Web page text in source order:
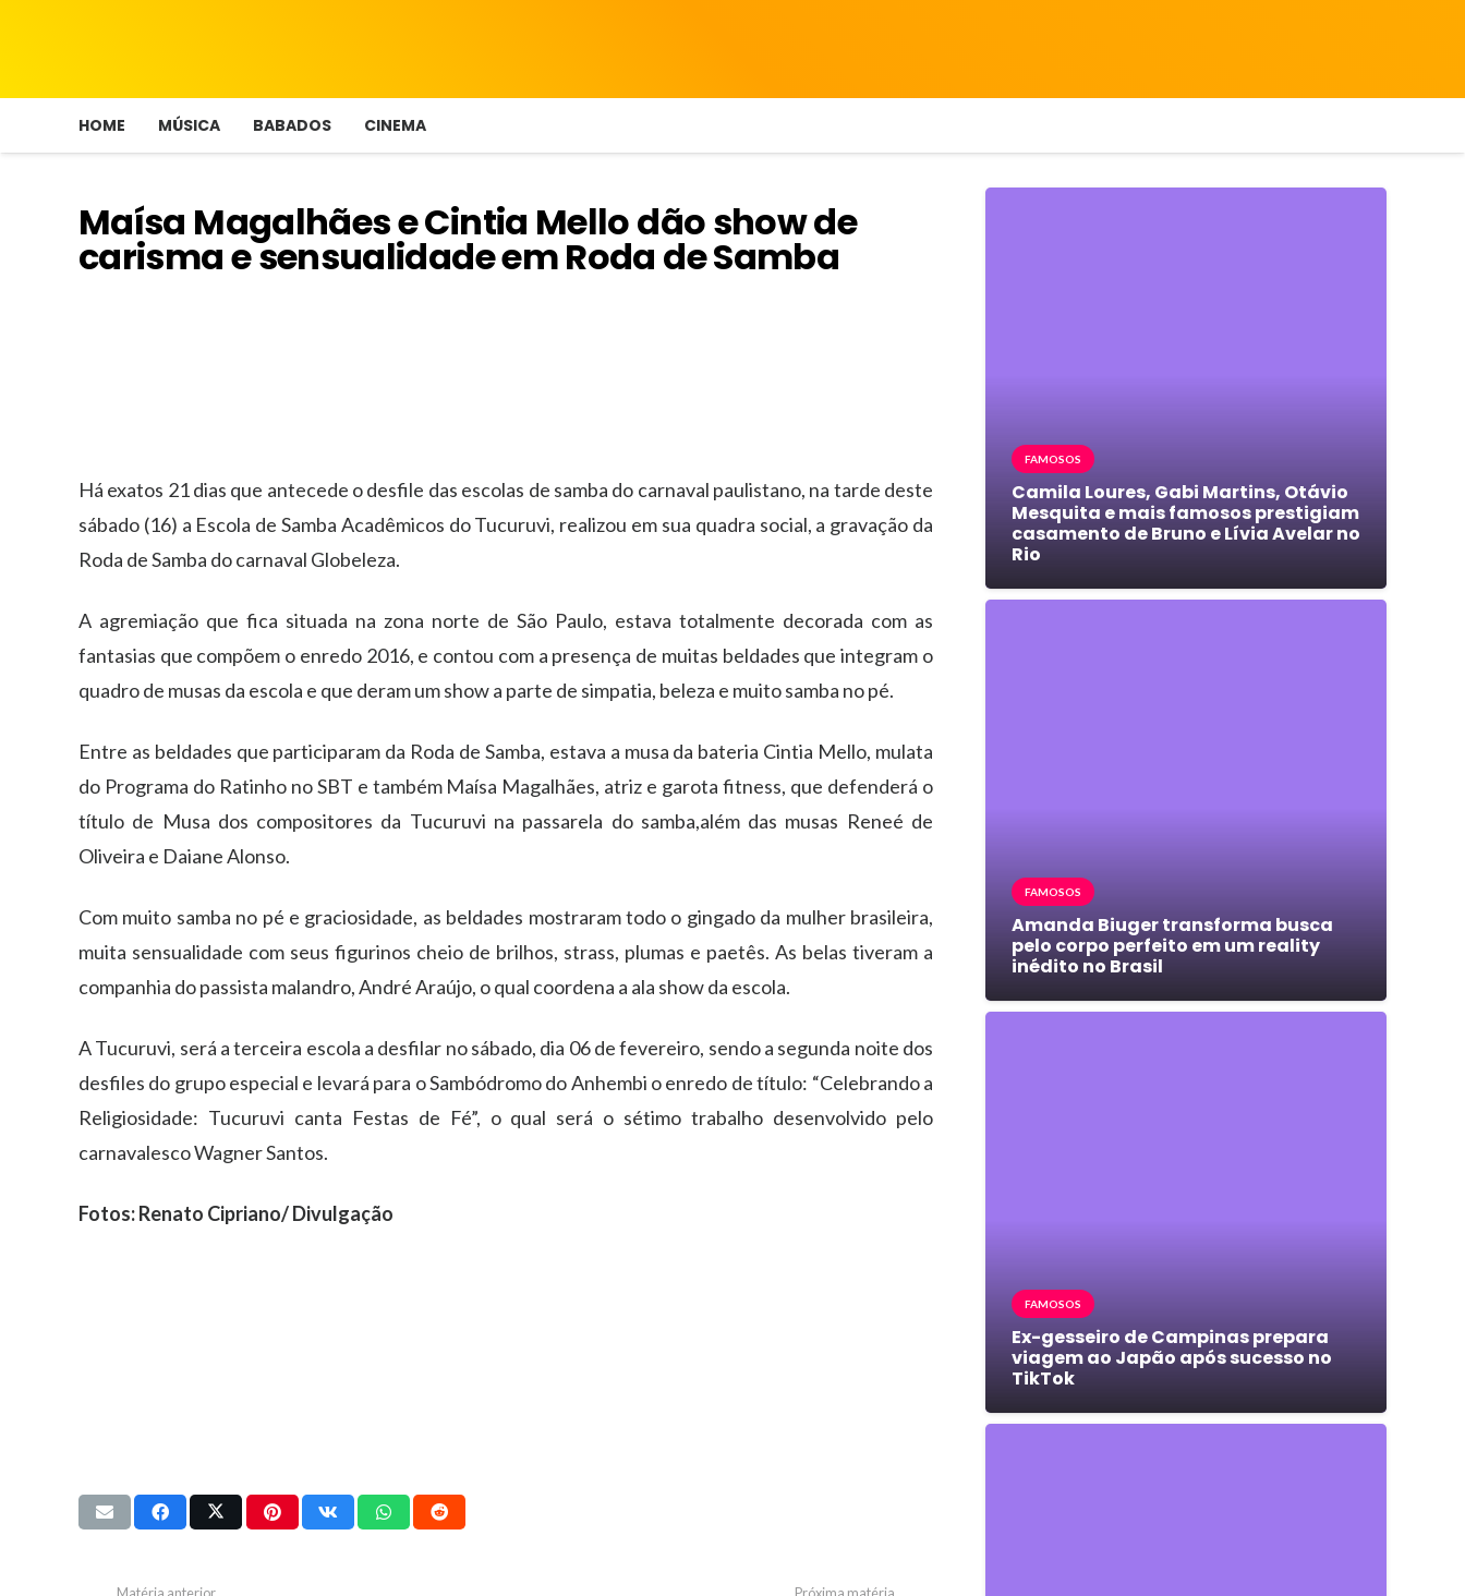
HOME MÚSICA BABADOS CINEMA
Maísa Magalhães e Cintia Mello dão show de
carisma e sensualidade em Roda de Samba
Há exatos 21 dias que antecede o desfile das escolas de samba do carnaval paulistano, na tarde deste
sábado (16) a Escola de Samba Acadêmicos do Tucuruvi, realizou em sua quadra social, a gravação da
Roda de Samba do carnaval Globeleza.
A agremiação que fica situada na zona norte de São Paulo, estava totalmente decorada com as
fantasias que compõem o enredo 2016, e contou com a presença de muitas beldades que integram o
quadro de musas da escola e que deram um show a parte de simpatia, beleza e muito samba no pé.
Entre as beldades que participaram da Roda de Samba, estava a musa da bateria Cintia Mello, mulata
do Programa do Ratinho no SBT e também Maísa Magalhães, atriz e garota fitness, que defenderá o
título de Musa dos compositores da Tucuruvi na passarela do samba,além das musas Reneé de
Oliveira e Daiane Alonso.
Com muito samba no pé e graciosidade, as beldades mostraram todo o gingado da mulher brasileira,
muita sensualidade com seus figurinos cheio de brilhos, strass, plumas e paetês. As belas tiveram a
companhia do passista malandro, André Araújo, o qual coordena a ala show da escola.
A Tucuruvi, será a terceira escola a desfilar no sábado, dia 06 de fevereiro, sendo a segunda noite dos
desfiles do grupo especial e levará para o Sambódromo do Anhembi o enredo de título: “Celebrando a
Religiosidade: Tucuruvi canta Festas de Fé”, o qual será o sétimo trabalho desenvolvido pelo
carnavalesco Wagner Santos.
Fotos: Renato Cipriano/ Divulgação
FAMOSOS
Camila Loures, Gabi Martins, Otávio
Mesquita e mais famosos prestigiam
casamento de Bruno e Lívia Avelar no
Rio
FAMOSOS
Amanda Biuger transforma busca
pelo corpo perfeito em um reality
inédito no Brasil
FAMOSOS
Ex-gesseiro de Campinas prepara
viagem ao Japão após sucesso no
TikTok